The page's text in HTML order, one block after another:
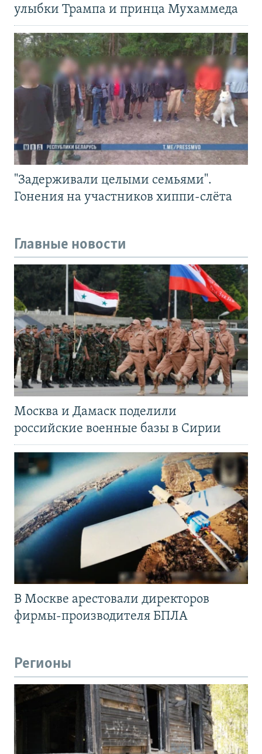
улыбки Трампа и принца Мухаммеда
"Задерживали целыми семьями".
Гонения на участников хиппи-слёта
Главные новости
Москва и Дамаск поделили
российские военные базы в Сирии
В Москве арестовали директоров
фирмы-производителя БПЛА
Регионы